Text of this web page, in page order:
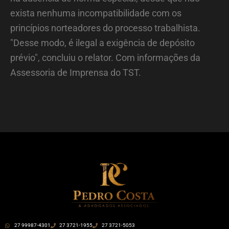
exista nenhuma incompatibilidade com os
princípios norteadores do processo trabalhista.
"Desse modo, é ilegal a exigência de depósito
prévio", concluiu o relator. Com informações da
Assessoria de Imprensa do TST.
27 99987-4301 27 3721-1955 27 3721-5053